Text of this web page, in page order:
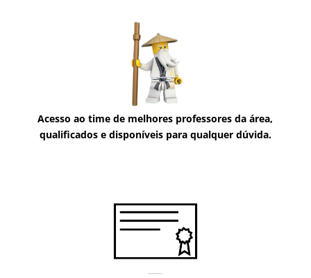
Acesso ao time de melhores professores da área,
qualificados e disponíveis para qualquer dúvida.